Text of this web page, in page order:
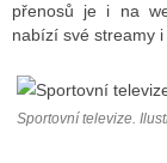
VYSÍLAČE
TELEVIZE
přenosů je i na
nabízí své streamy
Sportovní televize.